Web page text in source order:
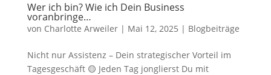
Wer ich bin? Wie ich Dein Business
voranbringe…
von Charlotte Arweiler| Mai 12, 2025 | Blogbeiträge
Nicht nur Assistenz – Dein strategischer Vorteil im
Tagesgeschäft 🟡 Jeden Tag jonglierst Du mit